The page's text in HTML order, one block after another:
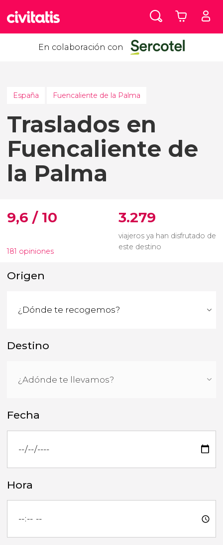
En colaboración con
España Fuencaliente de la Palma
Traslados en
Fuencaliente de
la Palma
9,6 / 10
181 opiniones
3.279
viajeros ya han disfrutado de
este destino
Origen
Destino
Fecha
Hora